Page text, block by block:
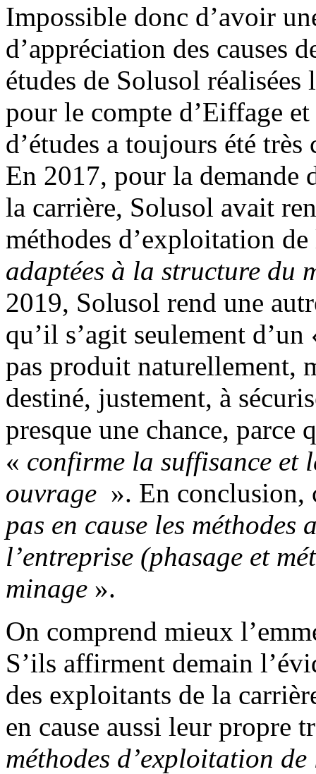
Impossible donc d’avoir
d’appréciation des causes
études de Solusol réalisées
pour le compte d’Eiffage
d’études a toujours été
En 2017, pour la demande
la carrière, Solusol avait
méthodes d’exploitation
adaptées à la structure du
2019, Solusol rend une
qu’il s’agit seulement
pas produit naturellement,
destiné, justement, à
presque une chance, parce
« confirme la suffisance et
ouvrage ». En conclusion,
pas en cause les
l’entreprise (phasage et
minage ».
On comprend mieux
S’ils affirment demain
des exploitants de la
en cause aussi leur propre
méthodes d’exploitation